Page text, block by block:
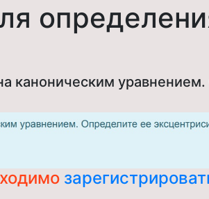
каноническим